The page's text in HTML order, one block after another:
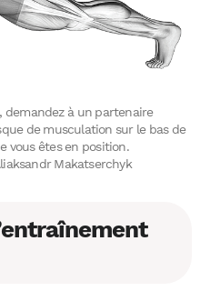
demandez à un partenaire
de musculation sur le bas de
vous êtes en position.
Makatserchyk